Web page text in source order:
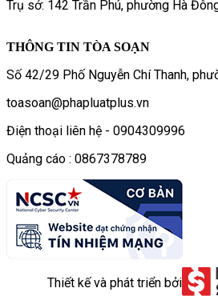
Trụ sở: 142 Trần Phú, phường Hà
THÔNG TIN TÒA SOẠN
Số 42/29 Phố Nguyễn Chí Thanh,
toasoan@phapluatplus.vn
Điện thoại liên hệ - 0904309996
Quảng cáo : 0867378789
Thiết kế và phát triển bởi